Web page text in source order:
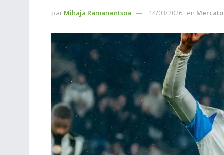
par Mihaja Ramanantsoa 14/03/2026 en Mercato